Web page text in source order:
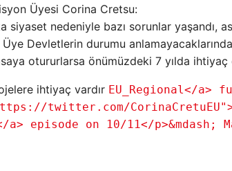
Üyesi Corina Cretsu:
siyaset nedeniyle bazı sorunlar yaşandı,
Devletlerin durumu
otururlarsa önümüzdeki 7 yılda
ihtiyaç vardır EU_Regional</
twitter.com/
a> episode on 10/11</p>&mdash;